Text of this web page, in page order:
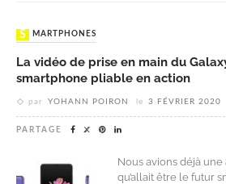
SMARTPHONES
La vidéo de prise en main du
smartphone pliable en action
par YOHANN POIRON le 3 FÉVRIER 2020
PARTAGE
Nous avions déjà
qu’allait être le futur